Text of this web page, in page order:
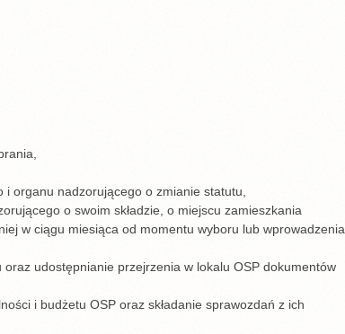
organu nadzorującego o zmianie statutu,
o swoim składzie, o miejscu zamieszkania
w ciągu miesiąca od momentu wyboru lub wprowadzenia
udostępnianie przejrzenia w lokalu OSP dokumentów
i budżetu OSP oraz składanie sprawozdań z ich